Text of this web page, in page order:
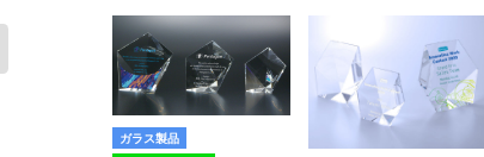
ガラス製品